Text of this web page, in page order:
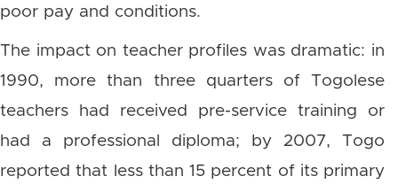
poor pay and conditions.
The impact on teacher profiles was dramatic: in
1990, more than three quarters of Togolese
teachers had received pre-service training or
had a professional diploma; by 2007, Togo
reported that less than 15 percent of its primary